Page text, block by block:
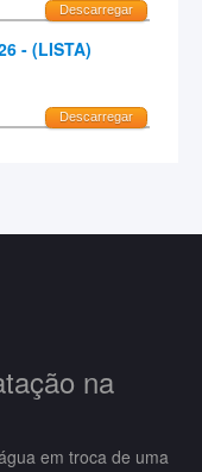
Descarregar
- (LISTA)
Descarregar
na
em troca de uma